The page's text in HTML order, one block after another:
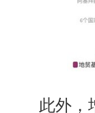
此外，增